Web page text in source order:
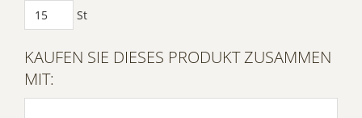
St
KAUFEN SIE DIESES PRODUKT ZUSAMMEN
MIT: